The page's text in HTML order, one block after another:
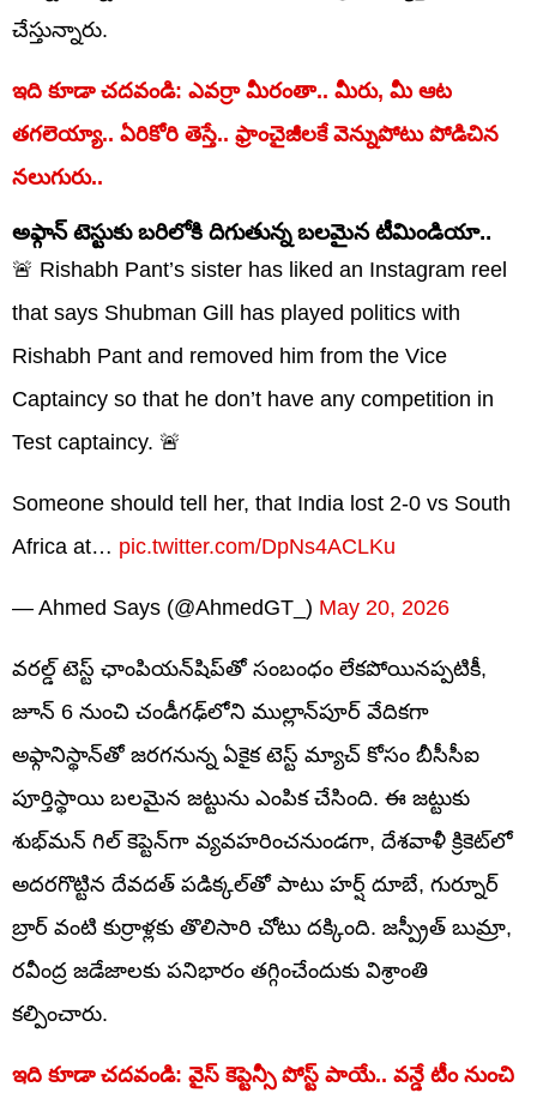
చేస్తున్నారు.
ఇది కూడా చదవండి: ఎవర్రా మీరంతా.. మీరు, మీ ఆట
తగలెయ్యా.. ఏరికోరి తెస్తే.. ఫ్రాంచైజీలకే వెన్నుపోటు పోడిచిన
నలుగురు..
అఫ్గాన్ టెస్టుకు బరిలోకి దిగుతున్న బలమైన టీమిండియా..
🚨 Rishabh Pant’s sister has liked an Instagram reel
that says Shubman Gill has played politics with
Rishabh Pant and removed him from the Vice
Captaincy so that he don’t have any competition in
Test captaincy. 🚨
Someone should tell her, that India lost 2-0 vs South
Africa at… pic.twitter.com/DpNs4ACLKu
— Ahmed Says (@AhmedGT_) May 20, 2026
వరల్డ్ టెస్ట్ ఛాంపియన్‌షిప్‌తో సంబంధం లేకపోయినప్పటికీ,
జూన్ 6 నుంచి చండీగఢ్‌లోని ముల్లాన్‌పూర్ వేదికగా
అఫ్గానిస్థాన్‌తో జరగనున్న ఏకైక టెస్ట్ మ్యాచ్ కోసం బీసీసీఐ
పూర్తిస్థాయి బలమైన జట్టును ఎంపిక చేసింది. ఈ జట్టుకు
శుభ్‌మన్ గిల్ కెప్టెన్‌గా వ్యవహరించనుండగా, దేశవాళీ క్రికెట్‌లో
అదరగొట్టిన దేవదత్ పడిక్కల్‌తో పాటు హర్ష్ దూబే, గుర్నూర్
బ్రార్ వంటి కుర్రాళ్లకు తొలిసారి చోటు దక్కింది. జస్ప్రీత్ బుమ్రా,
రవీంద్ర జడేజాలకు పనిభారం తగ్గించేందుకు విశ్రాంతి
కల్పించారు.
ఇది కూడా చదవండి: వైస్ కెప్టెన్సీ పోస్ట్ పాయే.. వన్డే టీం నుంచి